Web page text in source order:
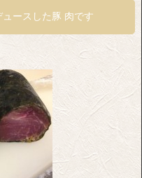
ースした豚 肉です